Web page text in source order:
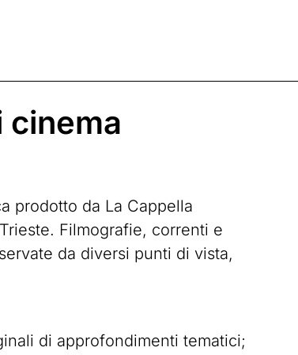
cinema
prodotto da La Cappella
Filmografie, correnti e
da diversi punti di vista,
di approfondimenti tematici;